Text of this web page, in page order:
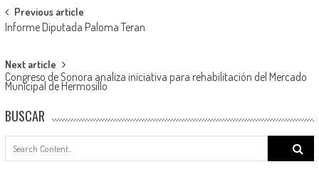
Post
navigation
Previous article
Informe Diputada Paloma Teran
Next article
Congreso de Sonora analiza iniciativa para rehabilitación del Mercado
Municipal de Hermosillo
BUSCAR
Search